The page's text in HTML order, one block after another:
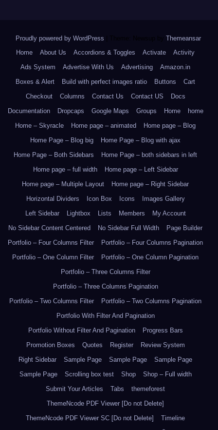
Proudly powered by WordPress Theme: Newsup by Themeansar.
Home
About Us Accordions & Toggles Activate
Activity
Ads System
Advertise With Us Advertising
Amazon.in
Boxes & Alert
Build with perfect images ratio Buttons
Cart
Checkout
Columns Contact Us Contact US
Docs
Documentation
Dropcaps Google Maps Groups Home
home
Home – Skyracle
Home page – animated
Home page – Blog
Home Page – Blog big
Home Page – Blog with ajax
Home Page – Both Sidebars
Home Page – both sidebars in left
Home page – full width
Home page – Left Sidebar
Home page – Multiple Layout
Home page – Right Sidebar
Horizontal Dividers
Icon Box Icons
Images Gallery
Left Sidebar
Lightbox Lists Members
My Account
No Sidebar Content Centered
No Sidebar Full Width
Page Builder
Portfolio – Four Columns Filter
Portfolio – Four Columns Pagination
Portfolio – One Column Filter
Portfolio – One Column Pagination
Portfolio – Three Columns Filter
Portfolio – Three Columns Pagination
Portfolio – Two Columns Filter
Portfolio – Two Columns Pagination
Portfolio With Filter And Pagination
Portfolio Without Filter And Pagination
Progress Bars
Promotion Boxes
Quotes Register
Review System
Right Sidebar
Sample Page Sample Page
Sample Page
Sample Page
Scrolling box test Shop
Shop – Full width
Submit Your Articles
Tabs
themeforest
ThemeNcode PDF Viewer [Do not Delete]
ThemeNcode PDF Viewer SC [Do not Delete]
Timeline